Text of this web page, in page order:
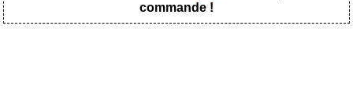
commande !